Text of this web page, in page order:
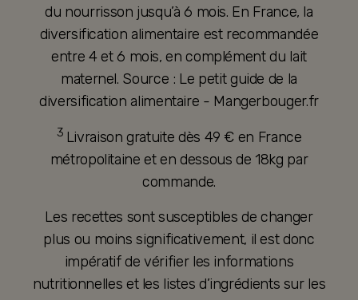
du nourrisson jusqu’à 6 mois. En France, la
diversification alimentaire est recommandée
entre 4 et 6 mois, en complément du lait
maternel. Source : Le petit guide de la
diversification alimentaire - Mangerbouger.fr
3 Livraison gratuite dès 49 € en France
métropolitaine et en dessous de 18kg par
commande.
Les recettes sont susceptibles de changer
plus ou moins significativement, il est donc
impératif de vérifier les informations
nutritionnelles et les listes d’ingrédients sur les